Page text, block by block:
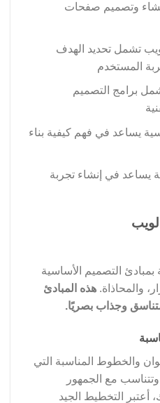
وتصميم صفحات
تشمل تحديد الهدف
المستخدم
برامج التصميم
يساعد في فهم كيفية بناء
يساعد في إنشاء تجربة
بمبادئ التصميم الأساسية
والمحاذاة. هذه المبادئ
وجذاب بصريًا.
والخطوط المناسبة التي
مع الجمهور
أعتبر التخطيط الجيد